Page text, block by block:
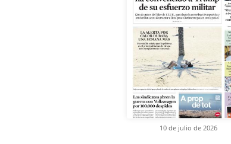
10 de julio de 2026